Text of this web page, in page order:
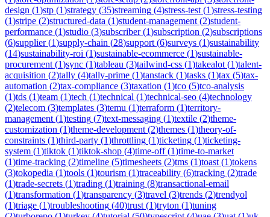
design (1)stp (1)strategy (35)streaming (4)stress-test (1)stress-testing
(1)stripe (2)structured-data (1)student-management (2)student-
performance (1)studio (3)subscriber(1)subscription (2)subscriptions
(6)supplier(1)supply-chain (28)support (6)surveys (1)sustainability
(14)sustainability-roi (1)sustainable-ecommerce (1)sustainable-
procurement (1)sync (1)tableau (3)tailwind-css (1)takealot (1)talent-
acquisition (2)tally (4)tally-prime (1)tanstack (1)tasks (1)tax (5)tax-
automation (2)tax-compliance (3)taxation (1)tco (5)tco-analysis
(1)tds (1)team (1)tech (1)technical (1)technical-seo (4)technology
(2)telecom (3)templates (3)temu (1)terraform (1)territory-
management (1)testing (7)text-messaging (1)textile (2)theme-
customization (1)theme-development (2)themes (1)theory-of-
constraints (1)third-party (1)throttling (1)ticketing (1)ticketing-
system (1)tiktok (1)tiktok-shop (4)time-off(1)time-to-market
(1)time-tracking (2)timeline (5)timesheets (2)tms (1)toast (1)tokens
(3)tokopedia (1)tools (1)tourism (1)traceability (6)tracking (2)trade
(1)trade-secrets (1)trading (1)training (8)transactional-email
(1)transformation (1)transparency (3)travel (3)trends (2)trendyol
(1)triage (1)troubleshooting (40)trust (1)tryton (1)tuning